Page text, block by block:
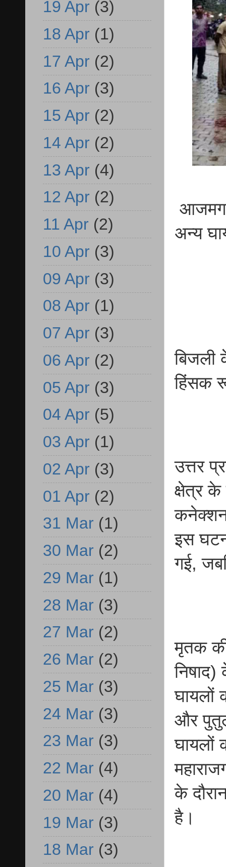
अन्य
बिजली
हिंसक
उत्तर
क्षेत्र के
कनेक्शन
इस
गई,
मृतक
घायलों
और
घायलों
के
है।
19 Apr (3)
18 Apr (1)
17 Apr (2)
16 Apr (3)
15 Apr (2)
14 Apr (2)
13 Apr (4)
12 Apr (2)
11 Apr (2)
10 Apr (3)
09 Apr (3)
08 Apr (1)
07 Apr (3)
06 Apr (2)
05 Apr (3)
04 Apr (5)
03 Apr (1)
02 Apr (3)
01 Apr (2)
31 Mar (1)
30 Mar (2)
29 Mar (1)
28 Mar (3)
27 Mar (2)
26 Mar (2)
25 Mar (3)
24 Mar (3)
23 Mar (3)
22 Mar (4)
20 Mar (4)
19 Mar (3)
18 Mar (3)